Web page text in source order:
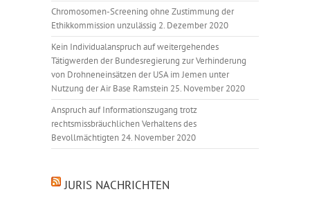
Chromosomen-Screening ohne Zustimmung der
Ethikkommission unzulässig 2. Dezember 2020
Kein Individualanspruch auf weitergehendes
Tätigwerden der Bundesregierung zur Verhinderung
von Drohneneinsätzen der USA im Jemen unter
Nutzung der Air Base Ramstein 25. November 2020
Anspruch auf Informationszugang trotz
rechtsmissbräuchlichen Verhaltens des
Bevollmächtigten 24. November 2020
JURIS NACHRICHTEN